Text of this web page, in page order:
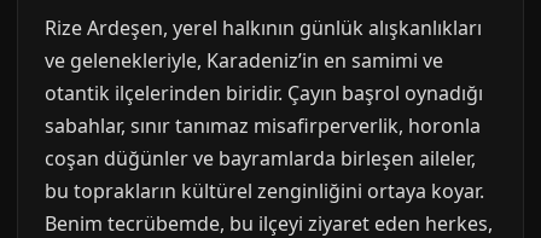
Rize Ardeşen, yerel halkının günlük alışkanlıkları
ve gelenekleriyle, Karadeniz’in en samimi ve
otantik ilçelerinden biridir. Çayın başrol oynadığı
sabahlar, sınır tanımaz misafirperverlik, horonla
coşan düğünler ve bayramlarda birleşen aileler,
bu toprakların kültürel zenginliğini ortaya koyar.
Benim tecrübemde, bu ilçeyi ziyaret eden herkes,